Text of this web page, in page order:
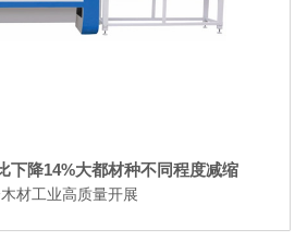
下降14%大都材种不同程度减缩
材工业高质量开展